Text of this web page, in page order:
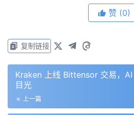
赞 (0)
复制链接
Kraken 上线 Bittensor 交易，
目光
上一篇